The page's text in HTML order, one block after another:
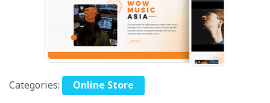
Categories: Online Store